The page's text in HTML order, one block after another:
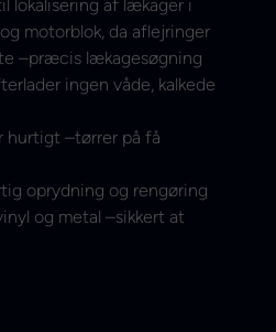
lokalisering af lækager i
motorblok, da aflejringer
–præcis lækagesøgning
ingen våde, kalkede
hurtigt –tørrer på få
oprydning og rengøring
og metal –sikkert at